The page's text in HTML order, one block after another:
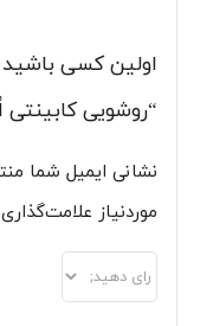
اولین کسی
“روشویی کابینتی
نشانی ایمیل شما
موردنیاز